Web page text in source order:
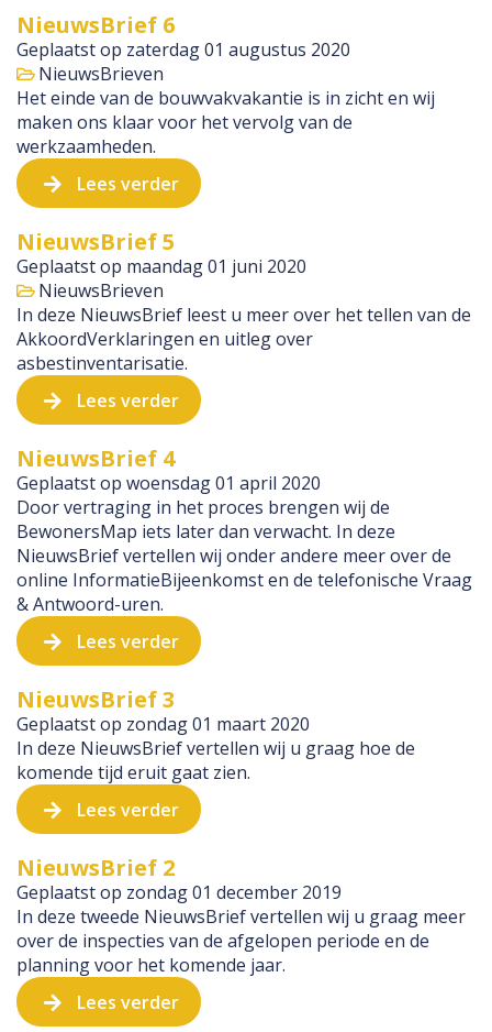
NieuwsBrief 6
Geplaatst op zaterdag 01 augustus 2020
NieuwsBrieven
Het einde van de bouwvakvakantie is in zicht en wij
maken ons klaar voor het vervolg van de
werkzaamheden.
Lees verder
NieuwsBrief 5
Geplaatst op maandag 01 juni 2020
NieuwsBrieven
In deze NieuwsBrief leest u meer over het tellen van de
AkkoordVerklaringen en uitleg over
asbestinventarisatie.
Lees verder
NieuwsBrief 4
Geplaatst op woensdag 01 april 2020
Door vertraging in het proces brengen wij de
BewonersMap iets later dan verwacht. In deze
NieuwsBrief vertellen wij onder andere meer over de
online InformatieBijeenkomst en de telefonische Vraag
& Antwoord-uren.
Lees verder
NieuwsBrief 3
Geplaatst op zondag 01 maart 2020
In deze NieuwsBrief vertellen wij u graag hoe de
komende tijd eruit gaat zien.
Lees verder
NieuwsBrief 2
Geplaatst op zondag 01 december 2019
In deze tweede NieuwsBrief vertellen wij u graag meer
over de inspecties van de afgelopen periode en de
planning voor het komende jaar.
Lees verder